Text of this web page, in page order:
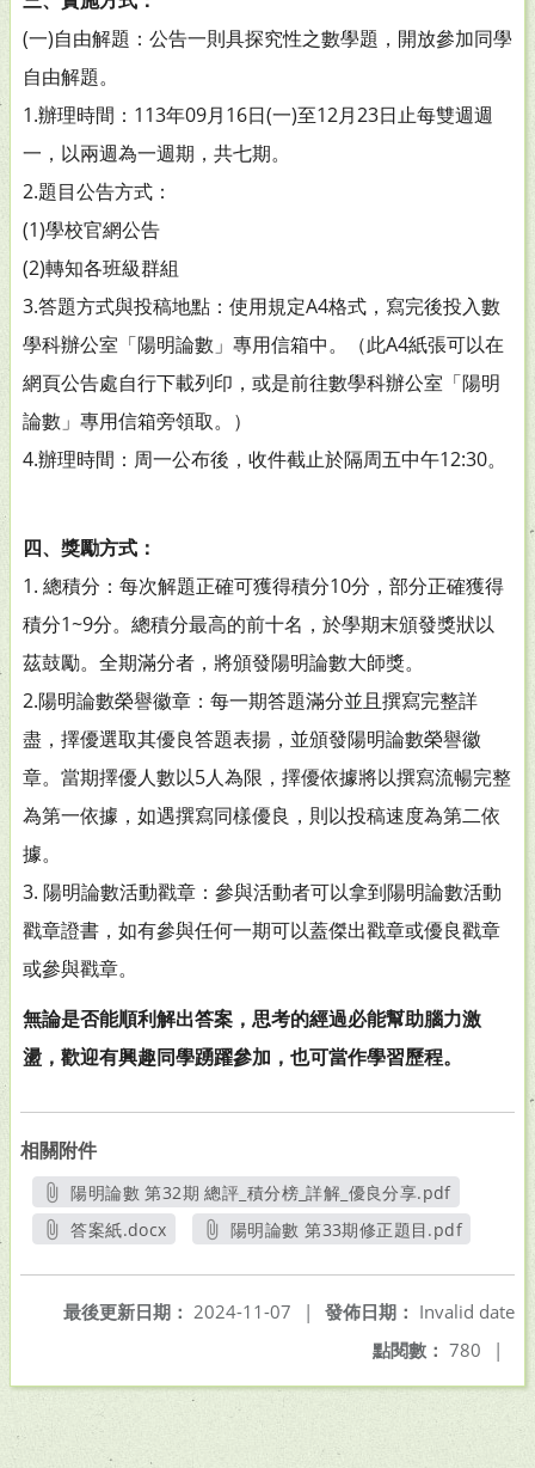
(一)自由解題：公告一則具探究性之數學題，開放參加同學
自由解題。
1.辦理時間：113年09月16日(一)至12月23日止每雙週週
一，以兩週為一週期，共七期。
2.題目公告方式：
(1)學校官網公告
(2)轉知各班級群組
3.答題方式與投稿地點：使用規定A4格式，寫完後投入數
學科辦公室「陽明論數」專用信箱中。（此A4紙張可以在
網頁公告處自行下載列印，或是前往數學科辦公室「陽明
論數」專用信箱旁領取。）
4.辦理時間：周一公布後，收件截止於隔周五中午12:30。
四、獎勵方式：
1. 總積分：每次解題正確可獲得積分10分，部分正確獲得
積分1~9分。總積分最高的前十名，於學期末頒發獎狀以
茲鼓勵。全期滿分者，將頒發陽明論數大師獎。
2.陽明論數榮譽徽章：每一期答題滿分並且撰寫完整詳
盡，擇優選取其優良答題表揚，並頒發陽明論數榮譽徽
章。當期擇優人數以5人為限，擇優依據將以撰寫流暢完整
為第一依據，如遇撰寫同樣優良，則以投稿速度為第二依
據。
3. 陽明論數活動戳章：參與活動者可以拿到陽明論數活動
戳章證書，如有參與任何一期可以蓋傑出戳章或優良戳章
或參與戳章。
無論是否能順利解出答案，思考的經過必能幫助腦力激
盪，歡迎有興趣同學踴躍參加，也可當作學習歷程。
相關附件
陽明論數 第32期 總評_積分榜_詳解_優良分享.pdf
另開新視窗
答案紙.docx
陽明論數 第33期修正題目.pdf
發佈日期： Invalid date
最後更新日期： 2024-11-07
|
點閱數： 780 |